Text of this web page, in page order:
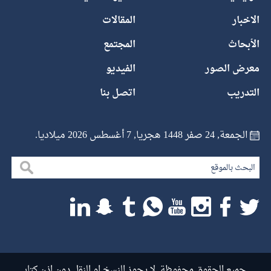
الاخبار
المقالات
الأبحاث
المجتمع
معرض الصور
الفيديو
التدريب
اتصل بنا
الجمعة, 24 صفر 1448 هجريا, 7 أغسطس 2026 ميلاديا.